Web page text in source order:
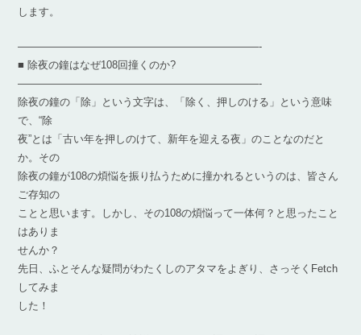
します。
———————————————————————-
■ 除夜の鐘はなぜ108回撞くのか?
———————————————————————-
除夜の鐘の「除」という文字は、「除く、押しのける」という意味
で、“除
夜”とは「古い年を押しのけて、新年を迎える夜」のことなのだと
か。その
除夜の鐘が108の煩悩を振り払うために撞かれるというのは、皆さん
ご存知の
ことと思います。しかし、その108の煩悩って一体何？と思ったこと
はありま
せんか？
先日、ふとそんな疑問がわたくしのアタマをよぎり、さっそくFetch
してみま
した！